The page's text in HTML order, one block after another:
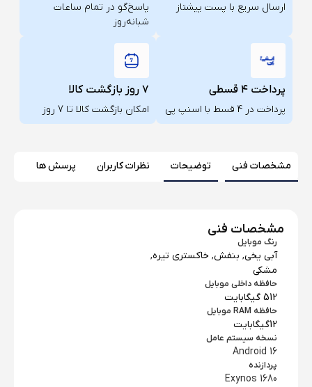
ارسال سریع با پست پیشتاز
پاسخ‌گو در تمام ساعات
شبانه‌روز
پرداخت ۴ قسطی
پرداخت در 4 قسط با اسنپ پی
۷ روز بازگشت کالا
امکان بازگشت کالا تا 7 روز
مشخصات فنی توضیحات نظرات کاربران پرسش ها
مشخصات فنی
رنگ موبایل
آبی یخی, بنفش, خاکستری تیره,
مشکی
حافظه داخلی موبایل
512 گیگابایت
حافظه RAM موبایل
12گیگابایت
نسخه سیستم عامل
Android 16
پردازنده
Exynos 1680